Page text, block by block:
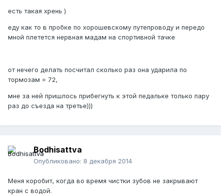
есть такая хрень )
еду как то в пробке по хорошевскому путепроводу и передо
мной плетется нервная мадам на спортивной тачке
от нечего делать посчитал сколько раз она ударила по
тормозам = 72,
мне за ней пришлось прибегнуть к этой педальке только пару
раз до съезда на третье)))
Bodhisattva
Опубликовано: 8 декабря 2014
Меня коробит, когда во время чистки зубов не закрывают
кран с водой.